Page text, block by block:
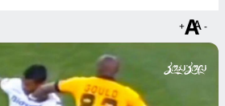
+ -